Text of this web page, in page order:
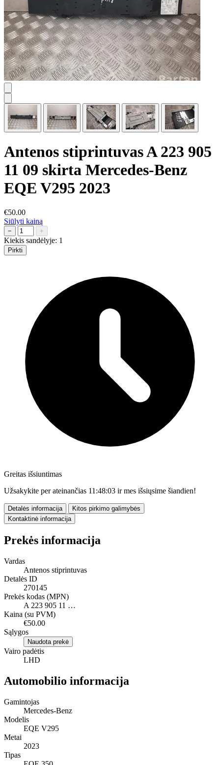
Antenos stiprintuvas A 223 905
11 09 skirta Mercedes-Benz
EQE V295 2023
€50.00
Siūlyti kainą
− +
Kiekis sandėlyje: 1
Pirkti
Greitas išsiuntimas
Užsakykite per ateinančias 11:48:02 ir mes išsiųsime šiandien!
Detalės informacija
Kitos pirkimo galimybės
Kontaktinė informacija
Prekės informacija
Vardas
Antenos stiprintuvas
Detalės ID
270145
Prekės kodas (MPN)
A 223 905 11 …
Kaina (su PVM)
€50.00
Sąlygos
Naudota prekė
Vairo padėtis
LHD
Automobilio informacija
Gamintojas
Mercedes-Benz
Modelis
EQE V295
Metai
2023
Tipas